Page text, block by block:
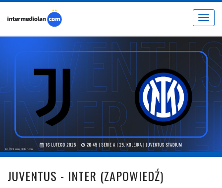
Toggle
fot. © intermediolan.com
JUVENTUS - INTER (ZAPOWIEDŹ)